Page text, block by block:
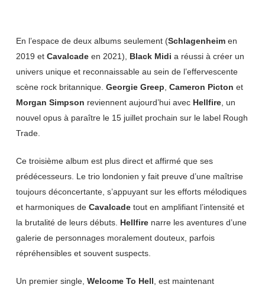
En l’espace de deux albums seulement (Schlagenheimen
2019 et Cavalcadeen 2021), Black Midi a réussi à créer un
univers unique et reconnaissable au sein de l’effervescente
scène rock britannique. Georgie Greep Cameron Picton et
Morgan Simpson reviennent aujourd’hui avec Hellfire, un
nouvel opus à paraître le 15 juillet prochain sur le label Rough
Trade.
Ce troisième album est plus direct et affirmé que ses
prédécesseurs. Le trio londonien y fait preuve d’une maîtrise
toujours déconcertante, s’appuyant sur les efforts mélodiques
et harmoniques de Cavalcadetout en amplifiant l’intensité et
la brutalité de leurs débuts. Hellfirenarre les aventures d’une
galerie de personnages moralement douteux, parfois
répréhensibles et souvent suspects.
Un premier single, Welcome To Hell , est maintenant